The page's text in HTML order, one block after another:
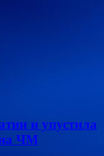
и упустила
на ЧМ